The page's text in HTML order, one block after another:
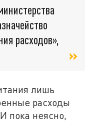
расходов»,
лишь
расходы
пока неясно,